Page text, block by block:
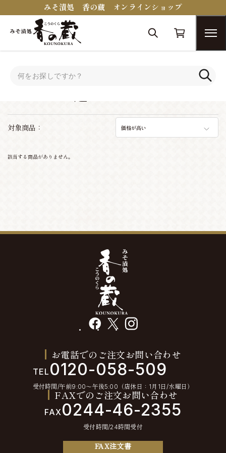
みそ漬処 香の蔵 オンラインショップ
対象商品： 価格が高い
該当する商品がありません。
facebook instagram
お電話でのご注文お問い合わせ
TEL 0120-058-509
受付時間/午前9:00〜午後5:00（店休日：1月1日/水曜日）
FAXでのご注文お問い合わせ
FAX0244-46-2355
受付時間/24時間受付
FAX注文書